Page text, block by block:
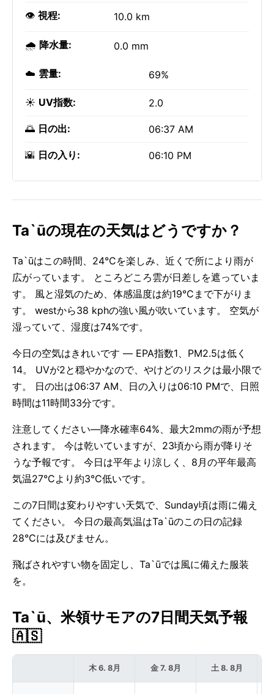
👁️ 視程: 10.0 km
🌧️ 降水量: 0.0 mm
☁️ 雲量: 69%
☀️ UV指数: 2.0
🌅 日の出: 06:37 AM
🌇 日の入り: 06:10 PM
Ta`ūの現在の天気はどうですか？
Ta`ūはこの時間、24°Cを楽しみ、近くで所により雨が
広がっています。 ところどころ雲が日差しを遮っていま
す。 風と湿気のため、体感温度は約19°Cまで下がりま
す。 westから38 kphの強い風が吹いています。 空気が
湿っていて、湿度は74%です。
今日の空気はきれいです — EPA指数1、PM2.5は低く
14。 UVが2と穏やかなので、やけどのリスクは最小限で
す。 日の出は06:37 AM、日の入りは06:10 PMで、日照
時間は11時間33分です。
注意してください—降水確率64%、最大2mmの雨が予想
されます。 今は乾いていますが、23頃から雨が降りそ
うな予報です。 今日は平年より涼しく、8月の平年最高
気温27°Cより約3°C低いです。
この7日間は変わりやすい天気で、Sunday頃は雨に備え
てください。 今日の最高気温はTa`ūのこの日の記録
28°Cには及びません。
飛ばされやすい物を固定し、Ta`ūでは風に備えた服装
を。
Ta`ū、米領サモアの7日間天気予報
🇦🇸
木 6. 8月 金 7. 8月 土 8. 8月